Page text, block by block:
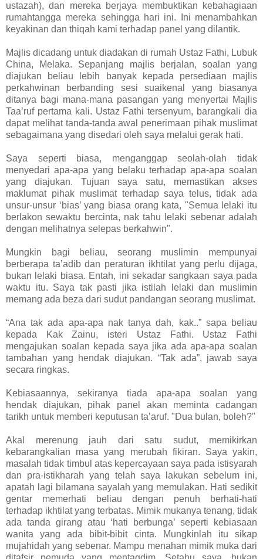
ustazah), dan mereka berjaya membuktikan kebahagiaan
rumahtangga mereka sehingga hari ini. Ini menambahkan
keyakinan dan thiqah kami terhadap panel yang dilantik.
Majlis dicadang untuk diadakan di rumah Ustaz Fathi, Lubuk
China, Melaka. Sepanjang majlis berjalan, soalan yang
diajukan beliau lebih banyak kepada persediaan majlis
perkahwinan berbanding sesi suaikenal yang biasanya
ditanya bagi mana-mana pasangan yang menyertai Majlis
Taa’ruf pertama kali. Ustaz Fathi tersenyum, barangkali dia
dapat melihat tanda-tanda awal penerimaan pihak muslimat
sebagaimana yang disedari oleh saya melalui gerak hati.
Saya seperti biasa, menganggap seolah-olah tidak
menyedari apa-apa yang belaku terhadap apa-apa soalan
yang diajukan. Tujuan saya satu, memastikan akses
maklumat pihak muslimat terhadap saya telus, tidak ada
unsur-unsur ‘bias’ yang biasa orang kata, "Semua lelaki itu
berlakon sewaktu bercinta, nak tahu lelaki sebenar adalah
dengan melihatnya selepas berkahwin".
Mungkin bagi beliau, seorang muslimin mempunyai
berberapa ta’adib dan peraturan ikhtilat yang perlu dijaga,
bukan lelaki biasa. Entah, ini sekadar sangkaan saya pada
waktu itu. Saya tak pasti jika istilah lelaki dan muslimin
memang ada beza dari sudut pandangan seorang muslimat.
“Ana tak ada apa-apa nak tanya dah, kak..” sapa beliau
kepada Kak Zainu, isteri Ustaz Fathi. Ustaz Fathi
mengajukan soalan kepada saya jika ada apa-apa soalan
tambahan yang hendak diajukan. “Tak ada”, jawab saya
secara ringkas.
Kebiasaannya, sekiranya tiada apa-apa soalan yang
hendak diajukan, pihak panel akan meminta cadangan
tarikh untuk memberi keputusan ta’aruf. "Dua bulan, boleh?"
Akal merenung jauh dari satu sudut, memikirkan
kebarangkalian masa yang merubah fikiran. Saya yakin,
masalah tidak timbul atas kepercayaan saya pada istisyarah
dan pra-istikharah yang telah saya lakukan sebelum ini,
apatah lagi bilamana sayalah yang memulakan. Hati sedikit
gentar memerhati beliau dengan penuh berhati-hati
terhadap ikhtilat yang terbatas. Mimik mukanya tenang, tidak
ada tanda girang atau ‘hati berbunga’ seperti kebiasaan
wanita yang ada bibit-bibit cinta. Mungkinlah itu sikap
mujahidah yang sebenar. Mampu menahan mimik muka dari